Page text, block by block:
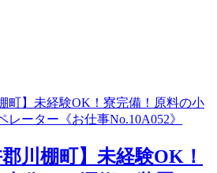
郡川棚町】未経験OK！